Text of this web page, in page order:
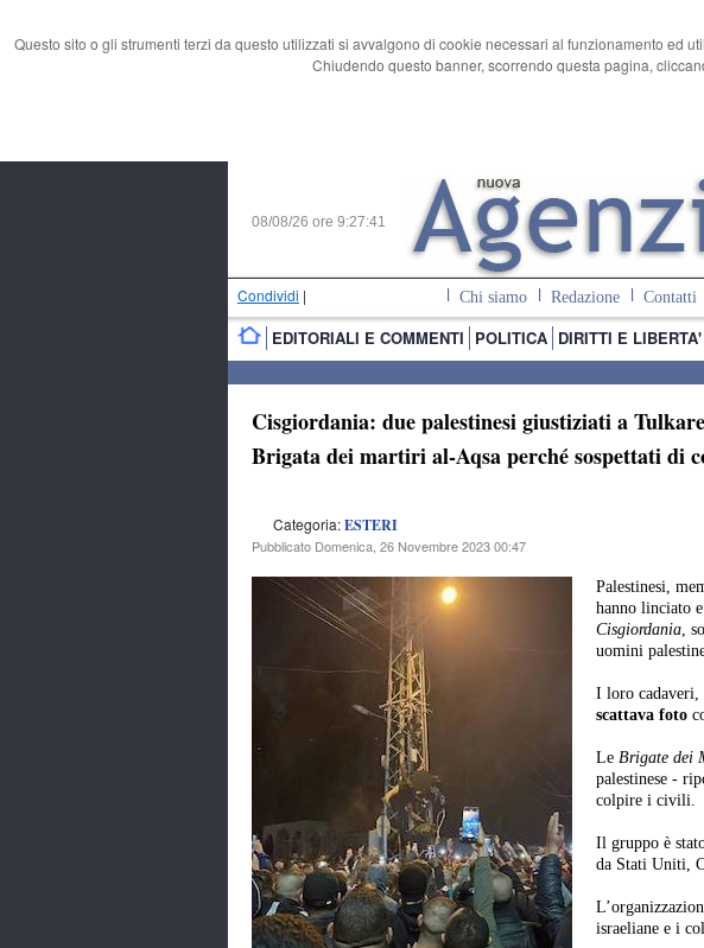
Questo sito o gli strumenti terzi da questo utilizzati si avvalgono di cookie necessari al funzionamento ed
Chiudendo questo banner, scorrendo questa pagina,
08/08/26 ore 9:27:42
Condividi | Chi siamo Redazione Contatti
EDITORIALI E COMMENTI POLITICA DIRITTI E LIBERTA'
Cisgiordania: due palestinesi giustiziati a
Brigata dei martiri al-Aqsa perché sospettati di
Categoria:ESTERI
Pubblicato Domenica, 26 Novembre 2023 00:47
Palestinesi,
hanno linciato
Cisgiordania,
uomini
I loro cadaveri,
scattava foto
Le Brigate dei
palestinese -
colpire i civili.
Il gruppo è
da Stati Uniti,
israeliane e i